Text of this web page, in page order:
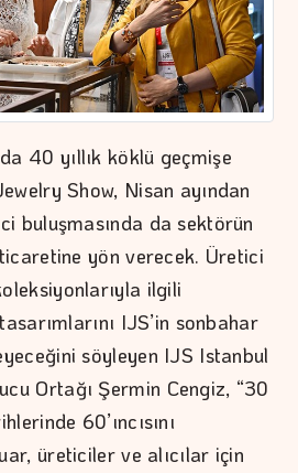
40 yıllık köklü geçmişe
Show, Nisan ayından
buluşmasında da sektörün
yön verecek. Üretici
ilgili
IJS’in sonbahar
söyleyen IJS Istanbul
Ortağı Şermin Cengiz, “30
60’ıncısını
üreticiler ve alıcılar için